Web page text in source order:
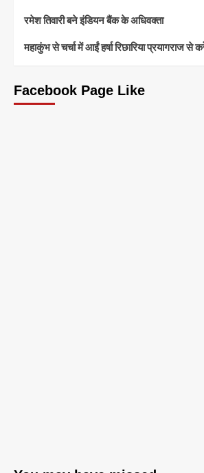
रमेश तिवारी बने इंडियन बैंक के अधिवक्ता
महाकुंभ से चर्चा में आईं हर्षा रिछारिया प्रयागराज
Facebook Page Like